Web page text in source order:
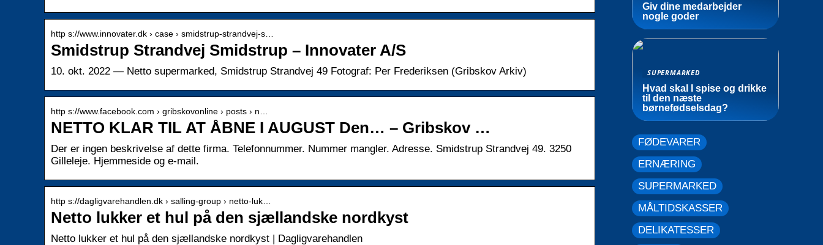
http s://www.innovater.dk › case › smidstrup-strandvej-s…
Smidstrup Strandvej Smidstrup – Innovater A/S
10. okt. 2022 — Netto supermarked, Smidstrup Strandvej 49 Fotograf: Per Frederiksen (Gribskov Arkiv)
http s://www.facebook.com › gribskovonline › posts › n…
NETTO KLAR TIL AT ÅBNE I AUGUST Den… – Gribskov …
Der er ingen beskrivelse af dette firma. Telefonnummer. Nummer mangler. Adresse. Smidstrup Strandvej 49. 3250
Gilleleje. Hjemmeside og e-mail.
http s://dagligvarehandlen.dk › salling-group › netto-luk…
Netto lukker et hul på den sjællandske nordkyst
Netto lukker et hul på den sjællandske nordkyst | Dagligvarehandlen
Giv dine medarbejder
nogle goder
SUPERMARKED
Hvad skal I spise og drikke
til den næste
børnefødselsdag?
FØDEVARER
ERNÆRING
SUPERMARKED
MÅLTIDSKASSER
DELIKATESSER